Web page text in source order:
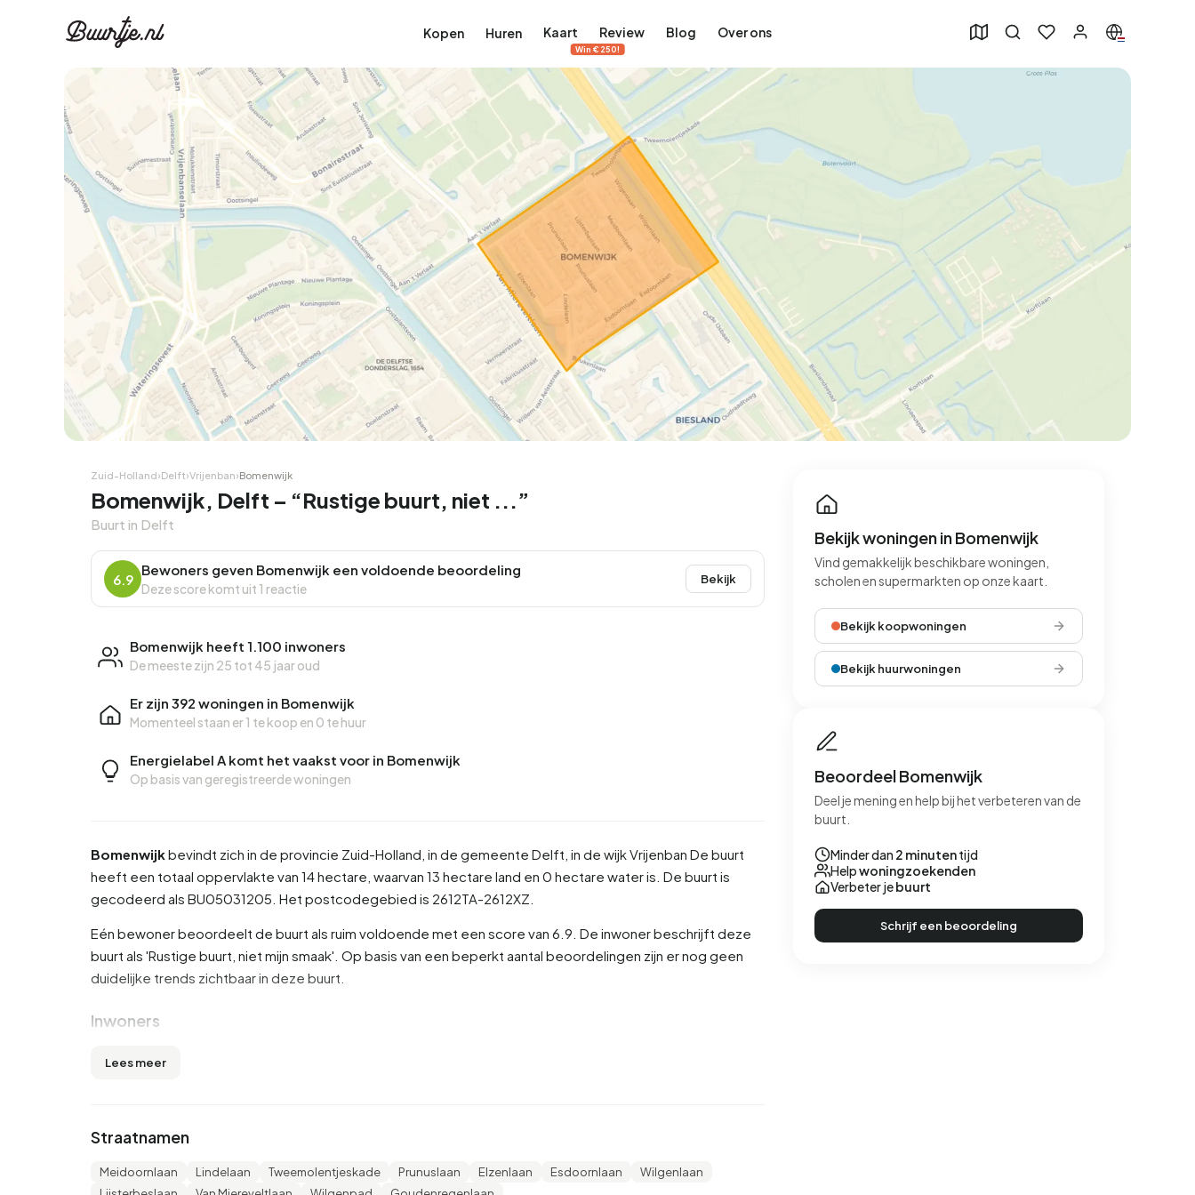
Kopen Huren Kaart Review
Win €250!
Blog Over ons
Zuid-Holland›Delft›Vrijenban›Bomenwijk
Bomenwijk, Delft – “Rustige buurt, niet ...”
Buurt in Delft
6.9
Bewoners geven Bomenwijk een voldoende beoordeling
Deze score komt uit 1 reactie
Bekijk
Bomenwijk heeft 1.100 inwoners
De meeste zijn 25 tot 45 jaar oud
Er zijn 392 woningen in Bomenwijk
Momenteel staan er1 te koop en 0 te huur
Energielabel A komt het vaakst voor in Bomenwijk
Op basis van geregistreerde woningen
Bomenwijkbevindt zich in de provincie Zuid-Holland , in de gemeente Delft , in de wijkVrijenban De buurt
heeft een totaal oppervlakte van 14 hectare, waarvan 13 hectare land en 0 hectare water is. De buurt is
gecodeerd als BU05031205. Het postcodegebied is 2612TA-2612XZ.
Eén bewoner beoordeelt de buurt als ruim voldoende met een score van 6.9. De inwoner beschrijft deze
buurt als 'Rustige buurt, niet mijn smaak'. Op basis van een beperkt aantal beoordelingen zijn er nog geen
duidelijke trends zichtbaar in deze buurt.
Inwoners
(31,8%). De overige leeftijden zijn 21,8% voor '45 tot 65 jaar', 20,9% voor '65 jaar of ouder', 18,2% voor '0
uit landen buiten Europa.
Er zijn 535 huishoudens in Bomenwijk. 41,1% daarvan zijn eenpersoonshuishoudens, 28,0% huishoudens
Lees meer
Straatnamen
Meidoornlaan Lindelaan Tweemolentjeskade Prunuslaan Elzenlaan Esdoornlaan
Wilgenlaan
Bekijk woningen in Bomenwijk
Vind gemakkelijk beschikbare woningen,
scholen en supermarkten op onze kaart.
Bekijk koopwoningen
Bekijk huurwoningen
Beoordeel Bomenwijk
Deel je mening en help bij het verbeteren van de
buurt.
Minder dan 2 minutentijd
Helpwoningzoekenden
Verbeter jebuurt
Schrijf een beoordeling